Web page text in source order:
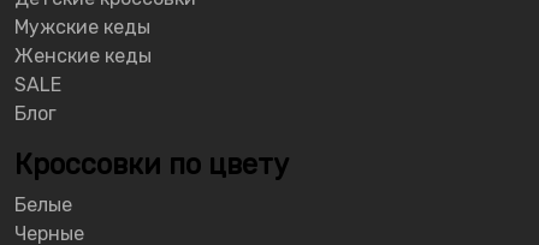
Мужские кеды
Женские кеды
SALE
Блог
Кроссовки по цвету
Белые
Черные